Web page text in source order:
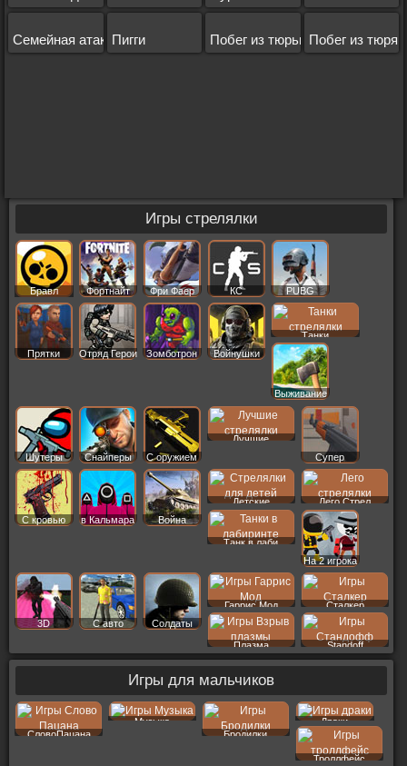
Семейная атакаПигги Побег из тюрьмыПобег из
Игры стрелялки
Бравл
Старс
Фортнайт Фри Фаер КС PUBG
Прятки Отряд Герои Зомботрон Войнушки
Танки
Выживание
Шутеры Снайперы С оружием
Лучшие
Супер
С кровью в Кальмара Война
Детские Лего Стрел
Танк в лаби
На 2 игрока
3D С авто Солдаты
Гаррис Мод Сталкер
Плазма Standoff
Игры для мальчиков
СловоПацана
Музыка
Бродилки
Драки
Троллфейс